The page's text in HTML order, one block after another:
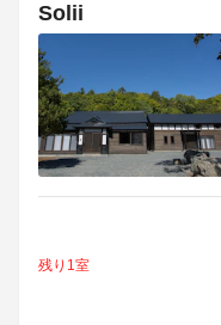
Solii
残り1室